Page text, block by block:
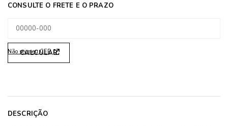
Não sei meu CEP
DESCRIÇÃO